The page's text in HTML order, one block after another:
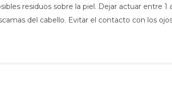
residuos sobre la piel. Dejar actuar entre
del cabello. Evitar el contacto con los